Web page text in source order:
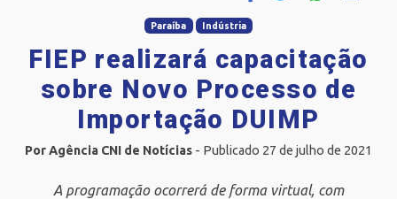
Paraíba Indústria
FIEP realizará capacitação
sobre Novo Processo de
Importação DUIMP
Por Agência CNI de Notícias - Publicado 27 de julho de 2021
A programação ocorrerá de forma virtual, com